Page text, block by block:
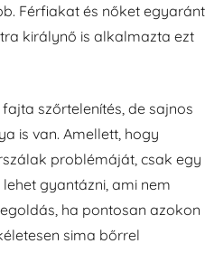
Férfiakat és nőket egyaránt
királynő is alkalmazta ezt
szőrtelenítés, de sajnos
is van. Amellett, hogy
problémáját, csak egy
gyantázni, ami nem
ha pontosan azokon
sima bőrrel